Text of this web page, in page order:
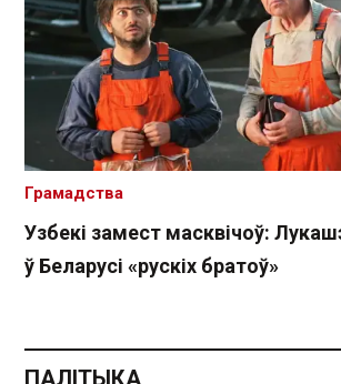
Узбекі замест масквічоў:
ў Беларусі «рускіх братоў»
Грамадства
ПАЛІТЫКА